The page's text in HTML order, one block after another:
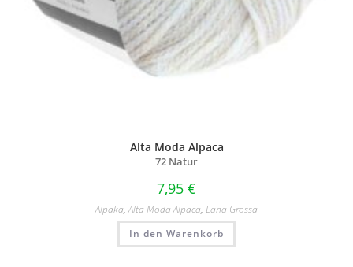
Alta Moda Alpaca
72 Natur
7,95 €
Alpaka,Alta Moda Alpaca, Lana Grossa
In den Warenkorb